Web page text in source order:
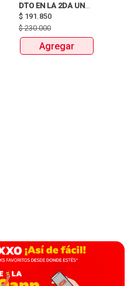
DTO EN LA 2DA UND
DE TEQUILAS JOSE
CUERVO
$ 191.850
$230.000
Agregar